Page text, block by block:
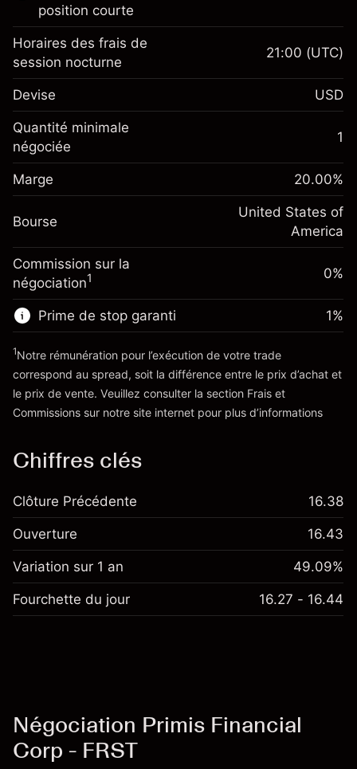
Marge. Votre
investissement
$1,000.00
Ajustement des fonds de
overnight
(-$1.08)
Taille de la position avec effet de levier
~$5,000.00
$4,000.00
Vers la plateforme
position courte
Marge. Votre
investissement
Ajustement des fonds
Frais sur la valeur totale de la
position
-0.000626
%
(-$0.03)
Taille de la position avec effet de levier
~$5,000.00
Valeur nominale avec effet de levier
Vers la plateforme
Horaires des frais de
session nocturne
21:00 (UTC)
Devise USD
Quantité minimale
négociée
1
Marge 20.00%
Bourse
United States of
America
Commission sur la
négociation1 0%
Prime de stop garanti
'Tarifs et Frais
1%
1Notre rémunération pour l’exécution de votre trade
correspond au spread, soit la différence entre le prix d’achat et
le prix de vente. Veuillez consulter la section Frais et
Commissions sur notre site internet pour plus d’informations
Chiffres clés
Clôture Précédente 16.38
Ouverture 16.43
Variation sur 1 an 49.09%
Fourchette du jour 16.27 - 16.44
Négociation Primis Financial
Corp - FRST